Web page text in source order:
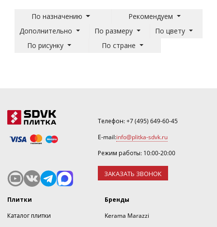
По назначению
Рекомендуем
Дополнительно
По размеру
По цвету
По рисунку
По стране
Телефон:+7 (495) 649-60-45
E-mail:info@plitka-sdvk.ru
Режим работы: 10:00-20:00
ЗАКАЗАТЬ ЗВОНОК
Плитки
Каталог плитки
Бренды
Kerama Marazzi